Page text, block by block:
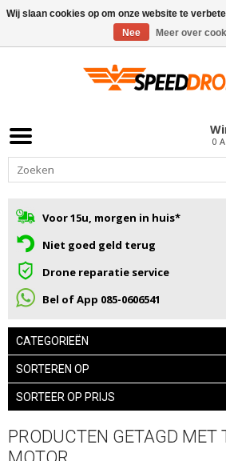
0
Voor 15u, morgen in huis*
Niet goed geld terug
Drone reparatie service
Bel of App 085-0606541
CATEGORIEËN
SORTEREN OP
SORTEER OP PRIJS
PRODUCTEN GETAGD MET
Wij slaan cookies op om onze website te
Nee
Meer over